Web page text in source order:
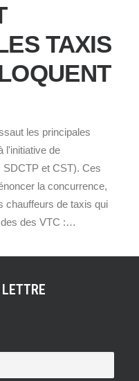
TAXIS
les principales
l'initiative de
et CST). Ces
la concurrence,
chauffeurs de taxis qui
des des VTC :…